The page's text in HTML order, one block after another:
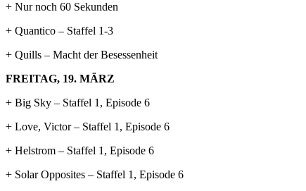
+ Nur noch 60 Sekunden
+ Quantico – Staffel 1-3
+ Quills – Macht der Besessenheit
FREITAG, 19. MÄRZ
+ Big Sky – Staffel 1, Episode 6
+ Love, Victor – Staffel 1, Episode 6
+ Helstrom – Staffel 1, Episode 6
+ Solar Opposites – Staffel 1, Episode 6